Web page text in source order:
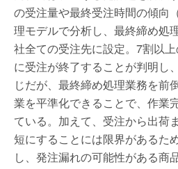
の受注量や最終受注時間の傾向
理モデルで分析し、最終締め処
社全ての受注先に設定。7割以
に受注が終了することが判明し
じだが、最終締め処理業務を前
業を平準化できることで、作業
ている。加えて、受注から出荷
短にすることには限界があるた
し、発注漏れの可能性がある商